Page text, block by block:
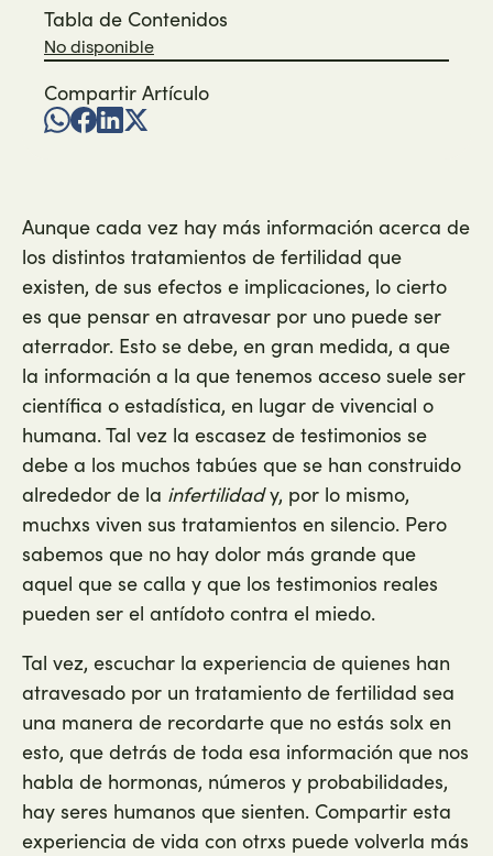
Tabla de Contenidos
No disponible
Compartir Artículo
Aunque cada vez hay más información acerca de
los distintos tratamientos de fertilidad que
existen, de sus efectos e implicaciones, lo cierto
es que pensar en atravesar por uno puede ser
aterrador. Esto se debe, en gran medida, a que
la información a la que tenemos acceso suele ser
científica o estadística, en lugar de vivencial o
humana. Tal vez la escasez de testimonios se
debe a los muchos tabúes que se han construido
alrededor de la infertilidady, por lo mismo,
muchxs viven sus tratamientos en silencio. Pero
sabemos que no hay dolor más grande que
aquel que se calla y que los testimonios reales
pueden ser el antídoto contra el miedo.
Tal vez, escuchar la experiencia de quienes han
atravesado por un tratamiento de fertilidad sea
una manera de recordarte que no estás solx en
esto, que detrás de toda esa información que nos
habla de hormonas, números y probabilidades,
hay seres humanos que sienten. Compartir esta
experiencia de vida con otrxs puede volverla más